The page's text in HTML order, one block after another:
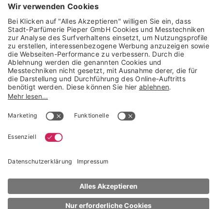
Trusted Shops Mitglied seit 2010
* unverbindliche Preisempfehlung der Verbundgruppe beauty alliance
NACH OBEN